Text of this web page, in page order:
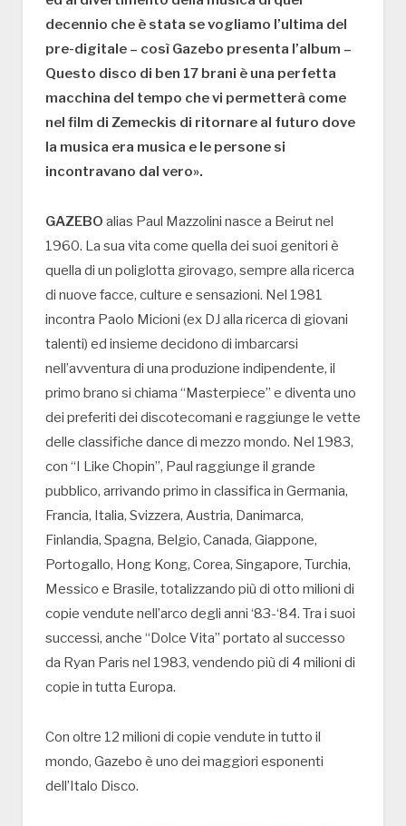
decennio che è stata se vogliamo l’ultima del
pre-digitale – così Gazebo presenta l’album –
Questo disco di ben 17 brani è una perfetta
macchina del tempo che vi permetterà come
nel film di Zemeckis di ritornare al futuro dove
la musica era musica e le persone si
incontravano dal vero».
GAZEBO alias Paul Mazzolini nasce a Beirut nel
1960. La sua vita come quella dei suoi genitori è
quella di un poliglotta girovago, sempre alla ricerca
di nuove facce, culture e sensazioni. Nel 1981
incontra Paolo Micioni (ex DJ alla ricerca di giovani
talenti) ed insieme decidono di imbarcarsi
nell’avventura di una produzione indipendente, il
primo brano si chiama “Masterpiece” e diventa uno
dei preferiti dei discotecomani e raggiunge le vette
delle classifiche dance di mezzo mondo. Nel 1983,
con “I Like Chopin”, Paul raggiunge il grande
pubblico, arrivando primo in classifica in Germania,
Francia, Italia, Svizzera, Austria, Danimarca,
Finlandia, Spagna, Belgio, Canada, Giappone,
Portogallo, Hong Kong, Corea, Singapore, Turchia,
Messico e Brasile, totalizzando più di otto milioni di
copie vendute nell’arco degli anni ‘83-‘84. Tra i suoi
successi, anche “Dolce Vita” portato al successo
da Ryan Paris nel 1983, vendendo più di 4 milioni di
copie in tutta Europa.
Con oltre 12 milioni di copie vendute in tutto il
mondo, Gazebo è uno dei maggiori esponenti
dell’Italo Disco.